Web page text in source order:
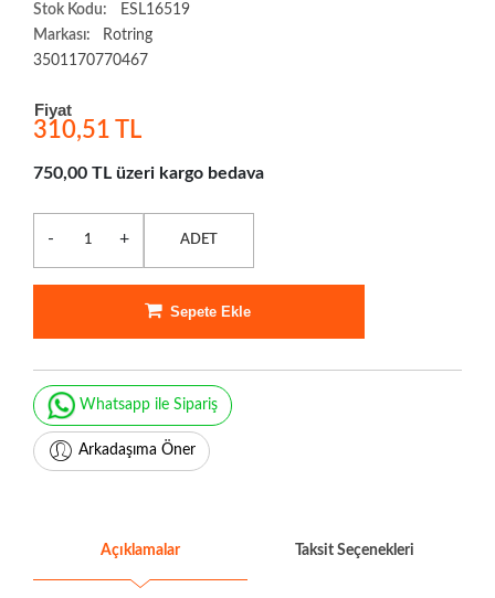
Stok Kodu:
ESL16519
Markası:
Rotring
3501170770467
Fiyat
310,51 TL
750,00 TL üzeri kargo bedava
- + ADET
Sepete Ekle
Whatsapp ile Sipariş
Arkadaşıma Öner
Açıklamalar Taksit Seçenekleri